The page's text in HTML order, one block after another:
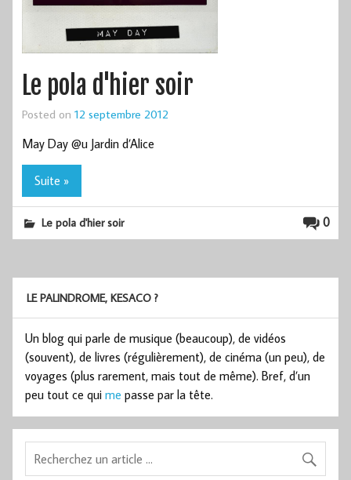
Le pola d'hier soir
Posted on 12 septembre 2012
May Day @u Jardin d’Alice
Suite »
0
Le pola d'hier soir
LE PALINDROME, KESACO ?
Un blog qui parle de musique (beaucoup), de vidéos
(souvent), de livres (régulièrement), de cinéma (un peu), de
voyages (plus rarement, mais tout de même). Bref, d’un
peu tout ce qui me passe par la tête.